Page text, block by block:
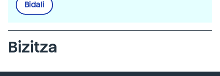
Bidali
Bizitza